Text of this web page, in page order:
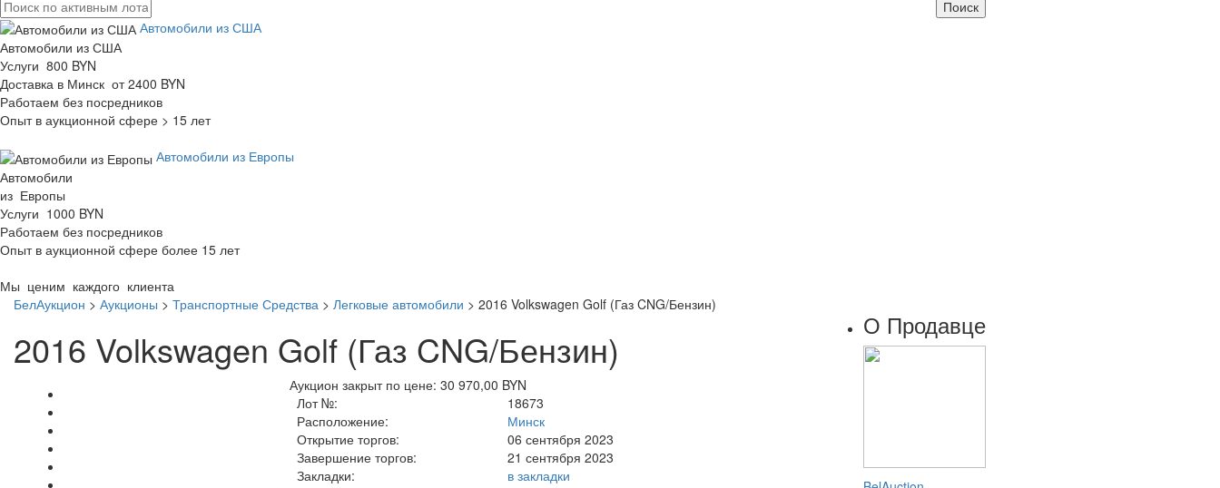
Автомобили из США
Автомобили из США
Услуги 800 BYN
Доставка в Минск от 2400 BYN
Работаем без посредников
Опыт в аукционной сфере > 15 лет
Автомобили из Европы
Автомобили
из Европы
Услуги 1000 BYN
Работаем без посредников
Опыт в аукционной сфере более 15 лет
Мы ценим каждого клиента
БелАукцион > Аукционы > Транспортные Средства > Легковые автомобили > 2016 Volkswagen Golf (Газ CNG/Бензин)
2016 Volkswagen Golf (Газ CNG/Бензин)
Аукцион закрыт по цене: 30 970,00 BYN
Лот №:
18673
Расположение:
Минск
Открытие торгов:
06 сентября 2023
Завершение торгов:
21 сентября 2023
Закладки:
в закладки
О Продавце